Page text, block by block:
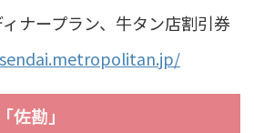
ィナープラン、牛タン店割引券
佐勘」